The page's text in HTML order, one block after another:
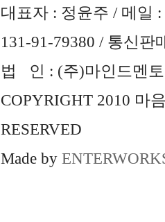
대표자 : 정윤주 / 메일 :
131-91-79380 / 통신판
법 인 : (주)마인드멘토
COPYRIGHT 2010 마
RESERVED
Made by